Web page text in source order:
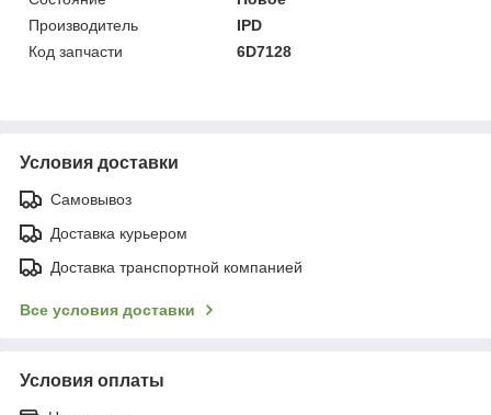
Производитель
IPD
Код запчасти
6D7128
Условия доставки
Самовывоз
Доставка курьером
Доставка транспортной компанией
Все условия доставки
Условия оплаты